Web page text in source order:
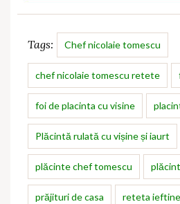
Tags: Chef nicolaie tomescu
chef nicolaie tomescu retete
foi de placinta cu visine
Plăcintă rulată cu vișine și iaurt
plăcinte chef tomescu
prăjituri de casa reteta ieftine